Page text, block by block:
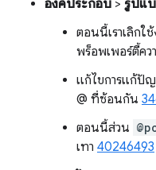
องค์ประกอบ > รูปแ
ตอนนี้เราเลิกใ
พร็อพเพอร์ตี้คว
แก้ไขการแก้ปั
@ ที่ซ้อนกัน
ตอนนี้ส่วน
เทา 40246493